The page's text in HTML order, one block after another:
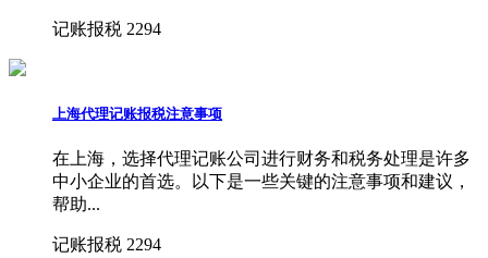
记账报税 2294
上海代理记账报税注意事项
在上海，选择代理记账公司进行财务和税务处理是许多
中小企业的首选。以下是一些关键的注意事项和建议，
帮助...
记账报税 2294